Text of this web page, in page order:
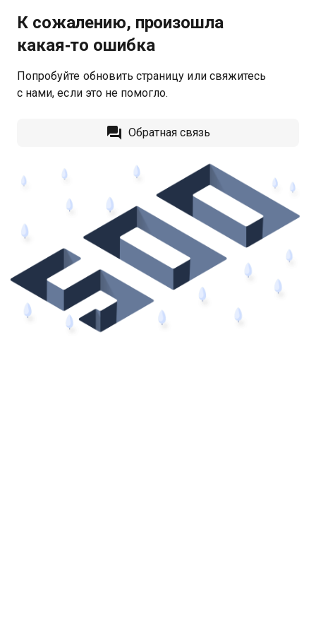
К сожалению, произошла
какая‑то ошибка
Попробуйте обновить страницу или свяжитесь
с нами, если это не помогло.
Обратная связь